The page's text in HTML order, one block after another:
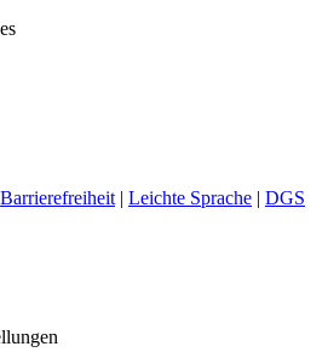
Barrierefreiheit | Leichte Sprache | DGS